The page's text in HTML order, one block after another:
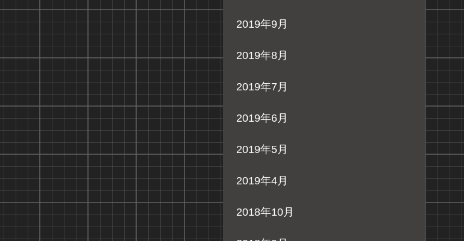
2019年9月
2019年8月
2019年7月
2019年6月
2019年5月
2019年4月
2018年10月